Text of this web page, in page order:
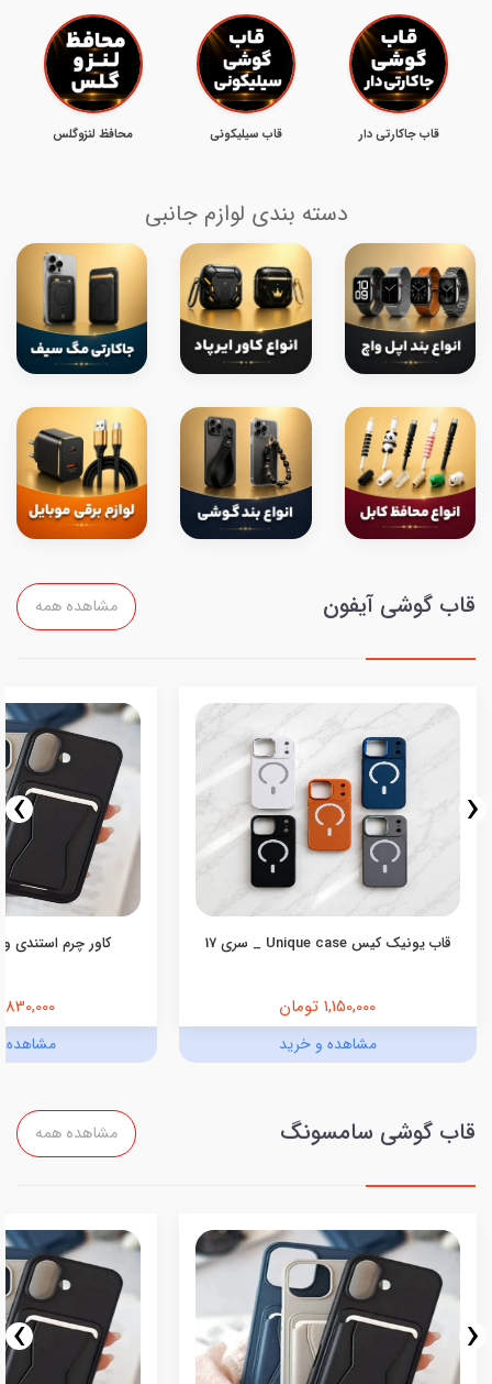
قاب جاکارتی دار قاب سیلیکونی محافظ لنزوگلس
دسته بندی لوازم جانبی
قاب گوشی آیفون مشاهده همه
قاب یونیک کیس Unique case _ سری 17
1,150,000 تومان
مشاهده و خرید
کاور چرم استندی
830,000 تومان
مشاهده
‹
›
قاب گوشی سامسونگ مشاهده همه
‹
›